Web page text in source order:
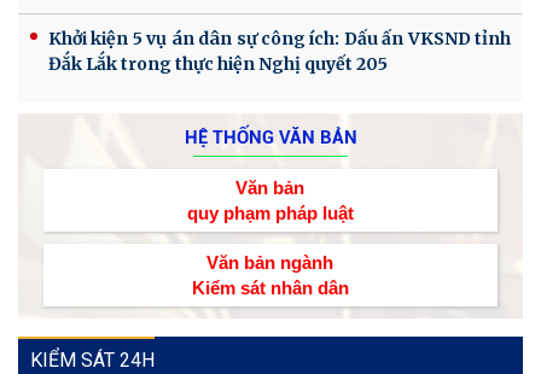
Khởi kiện 5 vụ án dân sự công ích: Dấu ấn VKSND tỉnh
Đắk Lắk trong thực hiện Nghị quyết 205
HỆ THỐNG VĂN BẢN
Văn bản
quy phạm pháp luật
Văn bản ngành
Kiểm sát nhân dân
KIỂM SÁT 24H